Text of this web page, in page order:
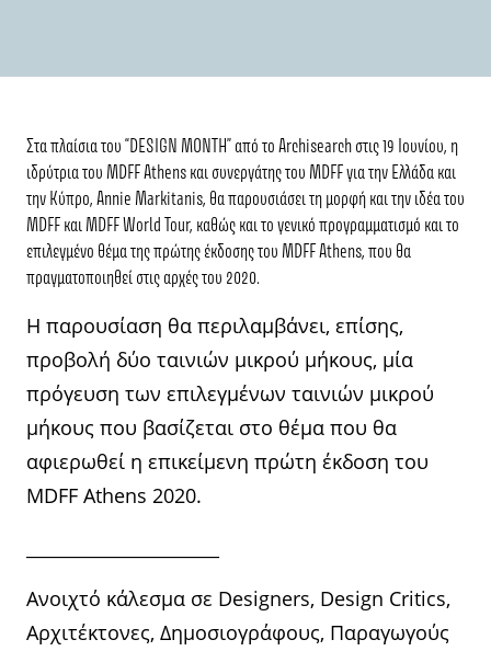
Στα πλαίσια του “DESIGN MONTH” από το Archisearch στις 19 Ιουνίου, η
ιδρύτρια του MDFF Athens και συνεργάτης του MDFF για την Ελλάδα και
την Κύπρο, Annie Markitanis, θα παρουσιάσει τη μορφή και την ιδέα του
MDFF και MDFF World Tour, καθώς και το γενικό προγραμματισμό και το
επιλεγμένο θέμα της πρώτης έκδοσης του MDFF Athens, που θα
πραγματοποιηθεί στις αρχές του 2020.
Η παρουσίαση θα περιλαμβάνει, επίσης,
προβολή δύο ταινιών μικρού μήκους, μία
πρόγευση των επιλεγμένων ταινιών μικρού
μήκους που βασίζεται στο θέμα που θα
αφιερωθεί η επικείμενη πρώτη έκδοση του
MDFF Athens 2020.
Ανοιχτό κάλεσμα σε Designers, Design Critics,
Αρχιτέκτονες, Δημοσιογράφους, Παραγωγούς